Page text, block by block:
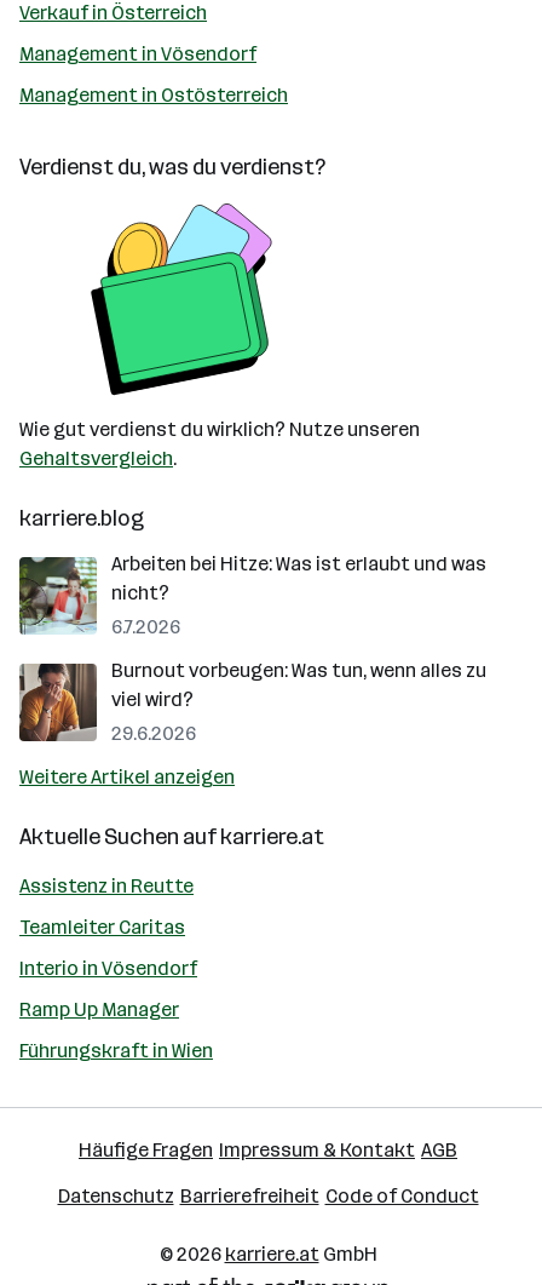
Verkauf in Österreich
Management in Vösendorf
Management in Ostösterreich
Verdienst du, was du verdienst?
Wie gut verdienst du wirklich? Nutze unseren
Gehaltsvergleich.
karriere.blog
Arbeiten bei Hitze: Was ist erlaubt und was
nicht?
6.7.2026
Burnout vorbeugen: Was tun, wenn alles zu
viel wird?
29.6.2026
Weitere Artikel anzeigen
Aktuelle Suchen aufkarriere.at
Assistenz in Reutte
Teamleiter Caritas
Interio in Vösendorf
Ramp Up Manager
Führungskraft in Wien
Häufige Fragen Impressum & Kontakt AGB
Datenschutz Barrierefreiheit Code of Conduct
© 2026 karriere.atGmbH